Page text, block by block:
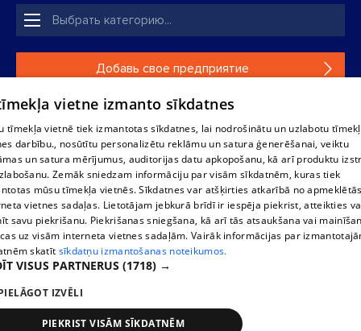
Добавь свое предприятие
Если твоего предприятия нет в нашей базе данных,
Полное или частичное распространение или копирование
информации из баз данных 1188 в любой форме строго
запрещено. Также запрещается автоматическое
скачивание информации. Перепубликация любого
материала, опубликованного на сайте 1188 , возможна
только с согласия редакции сайта 1188.
Служба помощи портала: э-почта -
РазработаноSIA Helio Media2004-2026
vietne izmanto sīkdatnes
tīmekļa vietnē tiek izmantotas sīkdatnes, lai nodrošinātu un uzlabotu
darbību., nosūtītu personalizētu reklāmu un satura ģenerēšanai, veiktu
un satura mērījumus, auditorijas datu apkopošanu, kā arī produktu
Zemāk sniedzam informāciju par visām sīkdatnēm, kuras tiek
mūsu tīmekļa vietnēs. Sīkdatnes var atšķirties atkarībā no
vietnes sadaļas. Lietotājam jebkurā brīdī ir iespēja piekrist, atteikties
savu piekrišanu. Piekrišanas sniegšana, kā arī tās atsaukšana vai
uz visām interneta vietnes sadaļām. Vairāk informācijas par
skatīt sīkdatņu izmantošanas noteikumos.
VISUS PARTNERUS (1718) →
IZVĒLI
PIEKRIST VISĀM SĪKDATNĒM